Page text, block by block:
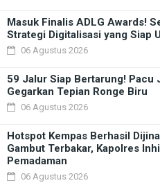
Masuk Finalis ADLG Awards!
Strategi Digitalisasi yang Siap
06 Agustus 2026
59 Jalur Siap Bertarung! Pacu
Gegarkan Tepian Ronge Biru
06 Agustus 2026
Hotspot Kempas Berhasil
Gambut Terbakar, Kapolres
Pemadaman
06 Agustus 2026